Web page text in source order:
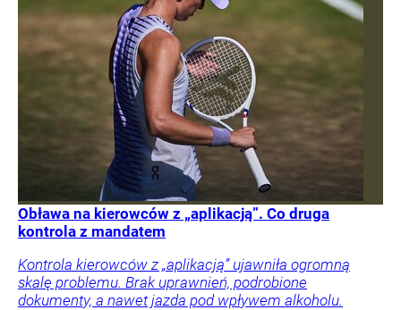
Obława na kierowców z „aplikacją”. Co druga
kontrola z mandatem
Kontrola kierowców z „aplikacją” ujawniła ogromną
skalę problemu. Brak uprawnień, podrobione
dokumenty, a nawet jazda pod wpływem alkoholu.